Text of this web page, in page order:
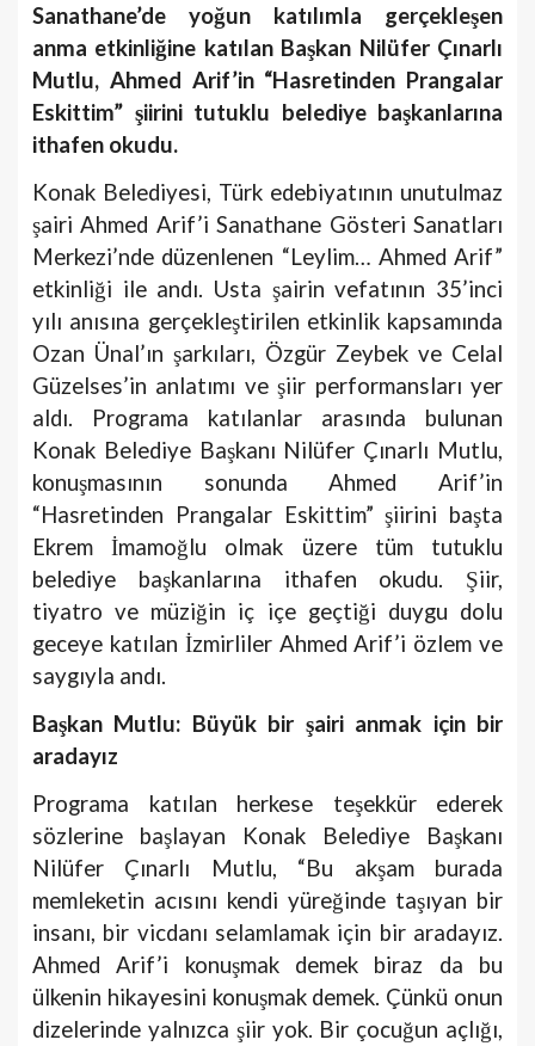
Sanathane’de yoğun katılımla gerçekleşen
anma etkinliğine katılan Başkan Nilüfer Çınarlı
Mutlu, Ahmed Arif’in “Hasretinden Prangalar
Eskittim” şiirini tutuklu belediye başkanlarına
ithafen okudu.
Konak Belediyesi, Türk edebiyatının unutulmaz
şairi Ahmed Arif’i Sanathane Gösteri Sanatları
Merkezi’nde düzenlenen “Leylim… Ahmed Arif”
etkinliği ile andı. Usta şairin vefatının 35’inci
yılı anısına gerçekleştirilen etkinlik kapsamında
Ozan Ünal’ın şarkıları, Özgür Zeybek ve Celal
Güzelses’in anlatımı ve şiir performansları yer
aldı. Programa katılanlar arasında bulunan
Konak Belediye Başkanı Nilüfer Çınarlı Mutlu,
konuşmasının sonunda Ahmed Arif’in
“Hasretinden Prangalar Eskittim” şiirini başta
Ekrem İmamoğlu olmak üzere tüm tutuklu
belediye başkanlarına ithafen okudu. Şiir,
tiyatro ve müziğin iç içe geçtiği duygu dolu
geceye katılan İzmirliler Ahmed Arif’i özlem ve
saygıyla andı.
Başkan Mutlu: Büyük bir şairi anmak için bir
aradayız
Programa katılan herkese teşekkür ederek
sözlerine başlayan Konak Belediye Başkanı
Nilüfer Çınarlı Mutlu, “Bu akşam burada
memleketin acısını kendi yüreğinde taşıyan bir
insanı, bir vicdanı selamlamak için bir aradayız.
Ahmed Arif’i konuşmak demek biraz da bu
ülkenin hikayesini konuşmak demek. Çünkü onun
dizelerinde yalnızca şiir yok. Bir çocuğun açlığı,